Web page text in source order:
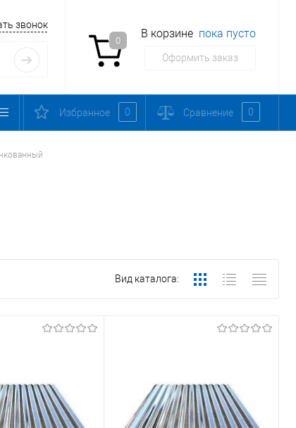
звонок
0
В корзине пока пусто
Оформить заказ
Избранное 0 Сравнение 0
Вид каталога: